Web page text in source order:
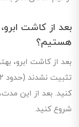
بعد از کاشت
هستیم؟
بعد از کاشت ابرو،
کنید. بعد از این
شروع کنید.